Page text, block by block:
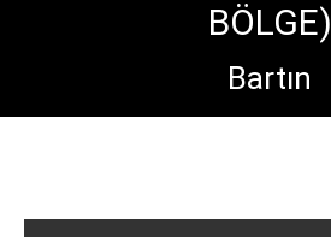
BÖLGE)
Bartın